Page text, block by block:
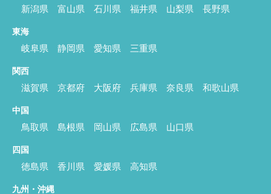
新潟県 富山県 石川県 福井県 山梨県 長野県
東海
岐阜県 静岡県 愛知県 三重県
関西
滋賀県 京都府 大阪府 兵庫県 奈良県 和歌山県
中国
鳥取県 島根県 岡山県 広島県 山口県
四国
徳島県 香川県 愛媛県 高知県
九州・沖縄